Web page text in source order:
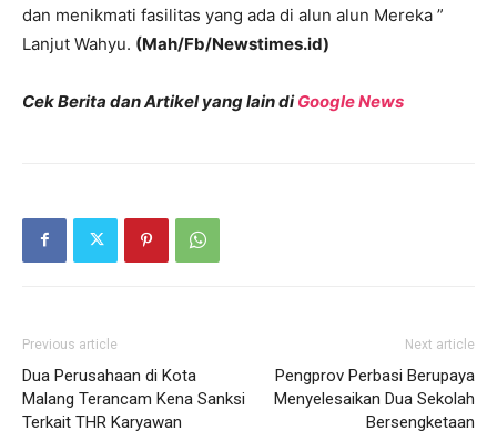
dan menikmati fasilitas yang ada di alun alun Mereka ”
Lanjut Wahyu. (Mah/Fb/Newstimes.id)
Cek Berita dan Artikel yang lain diGoogle News
Previous article
Dua Perusahaan di Kota
Malang Terancam Kena Sanksi
Terkait THR Karyawan
Next article
Pengprov Perbasi Berupaya
Menyelesaikan Dua Sekolah
Bersengketaan